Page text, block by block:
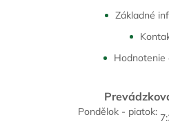
Základné
Hodnotenie
Pondělok - piatok: